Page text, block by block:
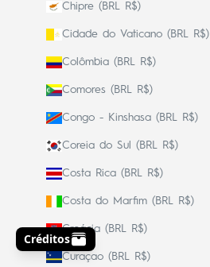
Chipre (BRL R$)
Cidade do Vaticano (BRL R$)
Colômbia (BRL R$)
Comores (BRL R$)
Congo - Kinshasa (BRL R$)
Coreia do Sul (BRL R$)
Costa Rica (BRL R$)
Costa do Marfim (BRL R$)
Croácia (BRL R$)
Curaçao (BRL R$)